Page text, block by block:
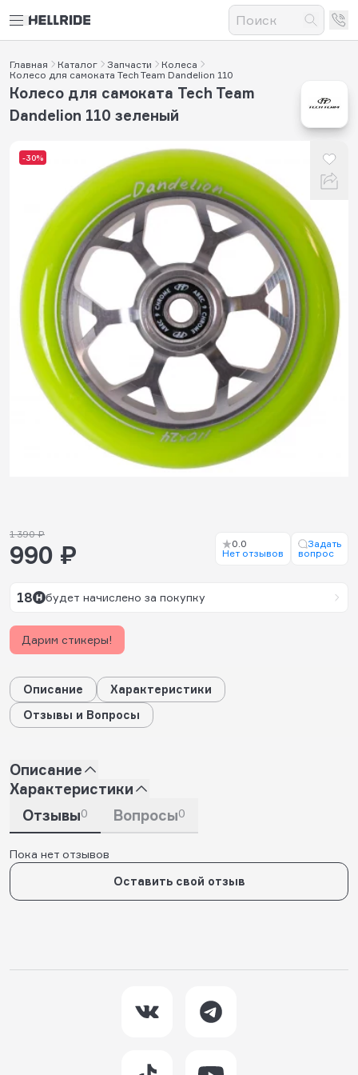
Главная Каталог Запчасти
Колеса
Колесо для самоката Tech Team Dandelion 110
-30%
Колесо для самоката Tech Team
Dandelion 110 зеленый
1 390 ₽
990 ₽
0.0
Нет отзывов
Задать
вопрос
18 будет начислено за покупку
Дарим стикеры!
Описание
Характеристики
Отзывы и Вопросы
Описание
Характеристики
Отзывы0 Вопросы0
Пока нет отзывов
Оставить свой отзыв